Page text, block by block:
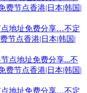
点地址免费分享…不定
节点香港|日本|韩国|
点地址免费分享…不定